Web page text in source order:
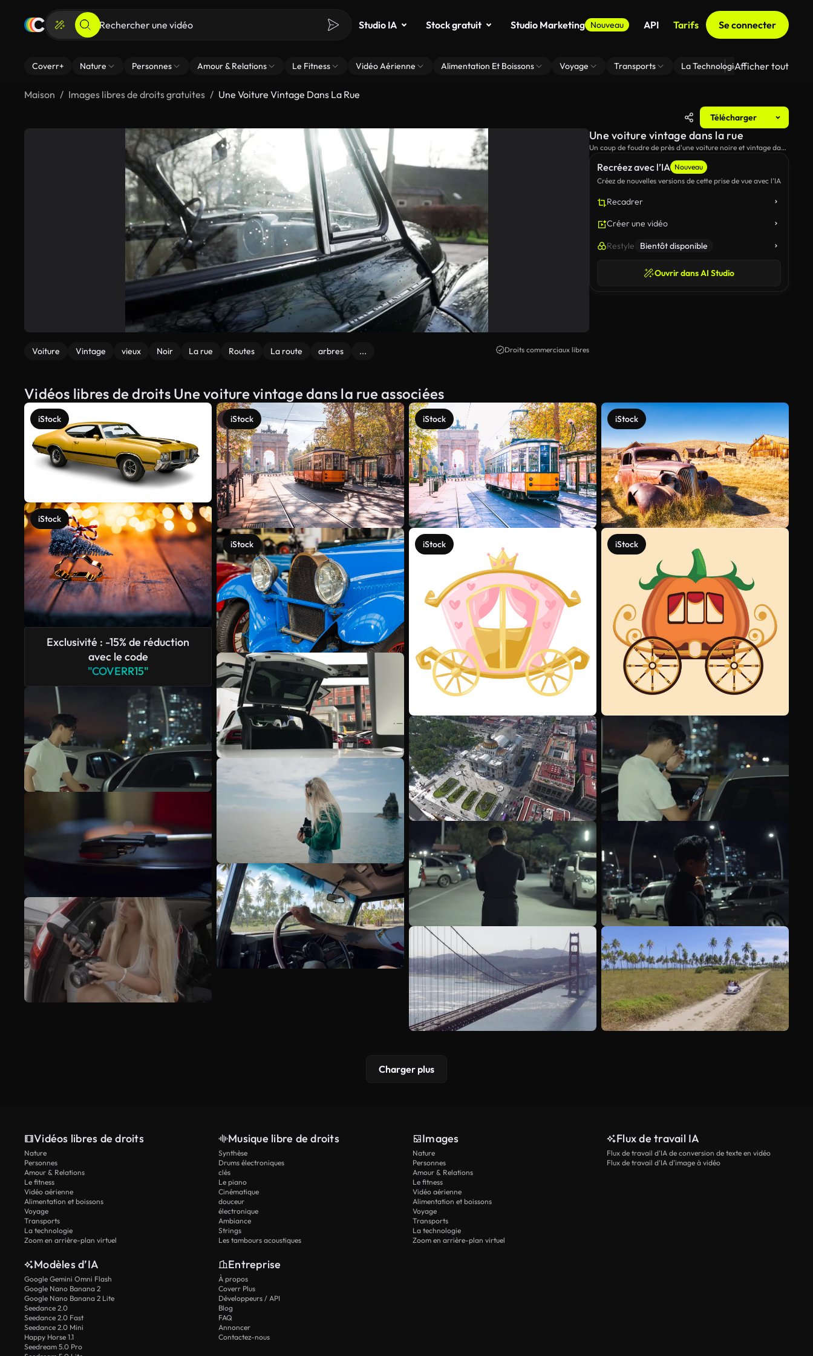
Studio IA Stock gratuit Studio Marketing Nouveau API Tarifs Se connecter
Coverr+ Nature Personnes Amour & Relations Le Fitness Vidéo Aérienne Alimentation Et Boissons Voyage Transports La Technologie Zoom En
Afficher tout
Maison Images libres de droits gratuites Une Voiture Vintage Dans La Rue
Télécharger
Voiture Vintage vieux Noir La rue Routes La route arbres ... Droits commerciaux libres
Recréez avec l’IA Nouveau
Créez de nouvelles versions de cette prise de vue avec l’IA
Recadrer
Créer une vidéo
Restyle Bientôt disponible
Ouvrir dans AI Studio
Une voiture vintage dans la rue
Un coup de foudre de près d'une voiture noire et vintage dans
Vidéos libres de droits Une voiture vintage dans la rue associées
iStock
iStock
Exclusivité : -15% de réduction
avec le code
"COVERR15"
iStock
iStock
iStock
iStock
iStock
iStock
Voir plus
Charger plus
Vidéos libres de droits
Nature
Personnes
Amour & Relations
Le fitness
Vidéo aérienne
Alimentation et boissons
Voyage
Transports
La technologie
Zoom en arrière-plan virtuel
Musique libre de droits
Synthèse
Drums électroniques
clés
Le piano
Cinématique
douceur
électronique
Ambiance
Strings
Les tambours acoustiques
Images
Nature
Personnes
Amour & Relations
Le fitness
Vidéo aérienne
Alimentation et boissons
Voyage
Transports
La technologie
Zoom en arrière-plan virtuel
Flux de travail IA
Flux de travail d’IA de conversion de texte en vidéo
Flux de travail d’IA d’image à vidéo
Modèles d’IA
Google Gemini Omni Flash
Google Nano Banana 2
Google Nano Banana 2 Lite
Seedance 2.0
Seedance 2.0 Fast
Seedance 2.0 Mini
Happy Horse 1.1
Seedream 5.0 Pro
Entreprise
À propos
Coverr Plus
Développeurs / API
Blog
FAQ
Annoncer
Contactez-nous